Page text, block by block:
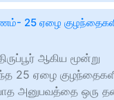
25 ஏழை
ஆகிய மூன்று
25 ஏழை
அனுபவத்தை ஒரு